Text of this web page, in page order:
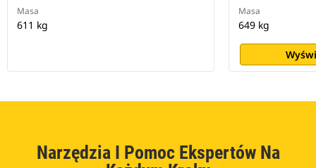
Masa
611 kg
Masa
649 kg
Narzędzia I Pomoc Ekspertów Na